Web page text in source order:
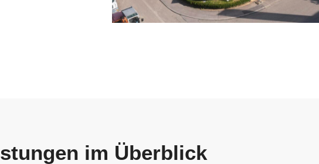
im Überblick